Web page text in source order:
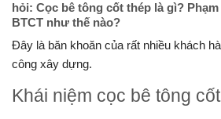
hỏi: Cọc bê tông cốt thép là gì?
BTCT như thế nào?
Đây là băn khoăn của rất nhiều khách
công xây dựng.
Khái niệm cọc bê tông